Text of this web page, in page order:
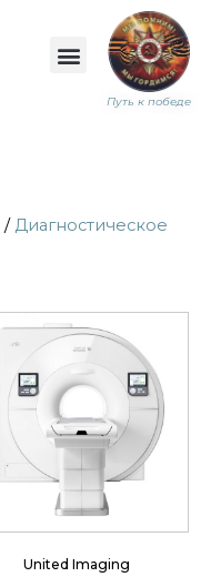
Путь к победе
/ Диагностическое
United Imaging